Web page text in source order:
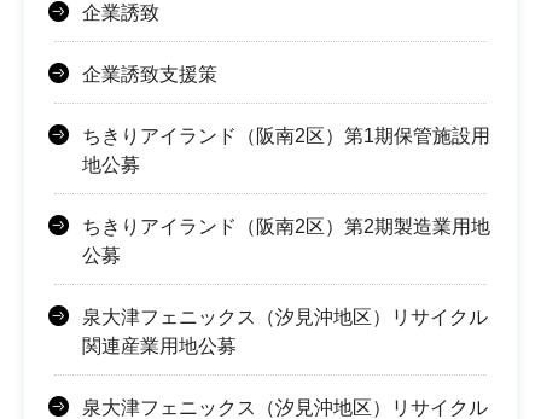
企業誘致
企業誘致支援策
ちきりアイランド（阪南2区）第1期保管施設用
地公募
ちきりアイランド（阪南2区）第2期製造業用地
公募
泉大津フェニックス（汐見沖地区）リサイクル
関連産業用地公募
泉大津フェニックス（汐見沖地区）リサイクル